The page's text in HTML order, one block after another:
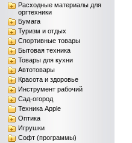
Расходные материалы для
оргтехники
Бумага
Туризм и отдых
Спортивные товары
Бытовая техника
Товары для кухни
Автотовары
Красота и здоровье
Инструмент рабочий
Сад-огород
Техника Apple
Оптика
Игрушки
Софт (программы)